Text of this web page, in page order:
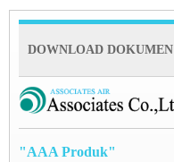
DOWNLOAD DOKUMEN
"AAA Produk"